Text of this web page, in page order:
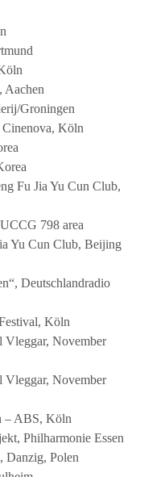
Aachen
Groningen
Köln
Fu Jia Yu Cun Club,
798 area
Yu Cun Club, Beijing
Deutschlandradio
Köln
Vleggar, November
Vleggar, November
– ABS, Köln
Philharmonie Essen
Danzig, Polen